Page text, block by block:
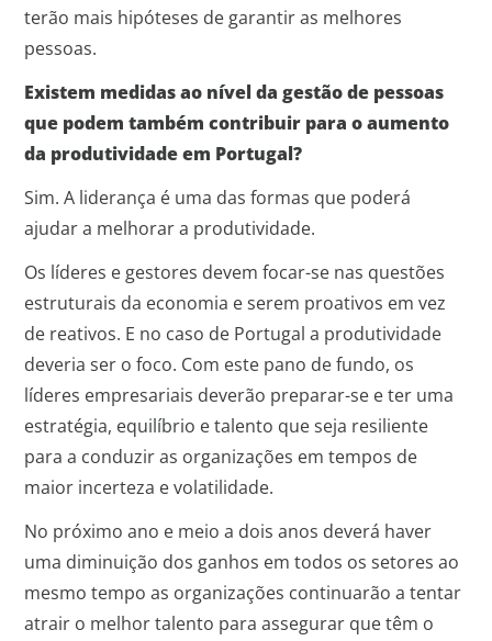
terão mais hipóteses de garantir as melhores
pessoas.
Existem medidas ao nível da gestão de pessoas
que podem também contribuir para o aumento
da produtividade em Portugal?
Sim. A liderança é uma das formas que poderá
ajudar a melhorar a produtividade.
Os líderes e gestores devem focar-se nas questões
estruturais da economia e serem proativos em vez
de reativos. E no caso de Portugal a produtividade
deveria ser o foco. Com este pano de fundo, os
líderes empresariais deverão preparar-se e ter uma
estratégia, equilíbrio e talento que seja resiliente
para a conduzir as organizações em tempos de
maior incerteza e volatilidade.
No próximo ano e meio a dois anos deverá haver
uma diminuição dos ganhos em todos os setores ao
mesmo tempo as organizações continuarão a tentar
atrair o melhor talento para assegurar que têm o